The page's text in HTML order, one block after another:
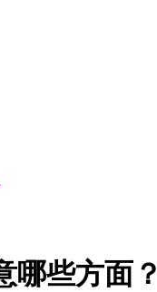
哪些方面？